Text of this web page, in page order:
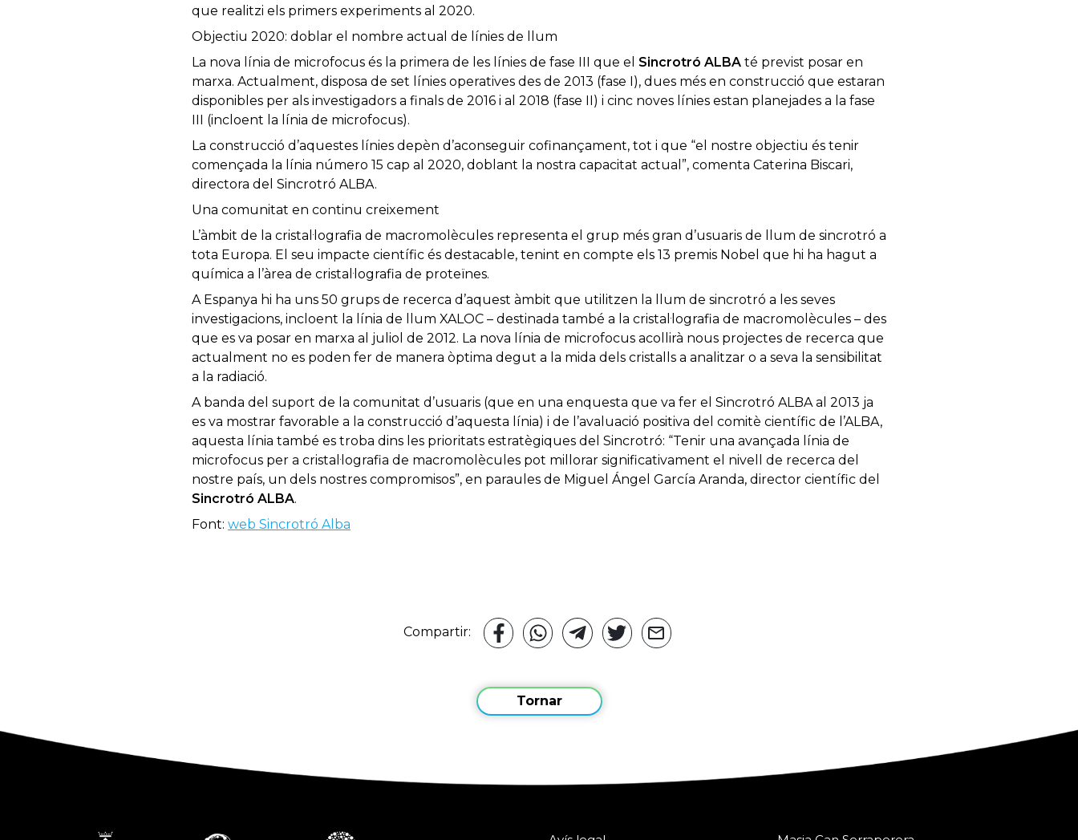
que realitzi els primers experiments al 2020.
Objectiu 2020: doblar el nombre actual de línies de llum
La nova línia de microfocus és la primera de les línies de fase III que el Sincrotró ALBA té previst posar en
marxa. Actualment, disposa de set línies operatives des de 2013 (fase I), dues més en construcció que estaran
disponibles per als investigadors a finals de 2016 i al 2018 (fase II) i cinc noves línies estan planejades a la fase
III (incloent la línia de microfocus).
La construcció d’aquestes línies depèn d’aconseguir cofinançament, tot i que “el nostre objectiu és tenir
començada la línia número 15 cap al 2020, doblant la nostra capacitat actual”, comenta Caterina Biscari,
directora del Sincrotró ALBA.
Una comunitat en continu creixement
L’àmbit de la cristal·lografia de macromolècules representa el grup més gran d’usuaris de llum de sincrotró a
tota Europa. El seu impacte científic és destacable, tenint en compte els 13 premis Nobel que hi ha hagut a
química a l’àrea de cristal·lografia de proteïnes.
A Espanya hi ha uns 50 grups de recerca d’aquest àmbit que utilitzen la llum de sincrotró a les seves
investigacions, incloent la línia de llum XALOC – destinada també a la cristal·lografia de macromolècules – des
que es va posar en marxa al juliol de 2012. La nova línia de microfocus acollirà nous projectes de recerca que
actualment no es poden fer de manera òptima degut a la mida dels cristalls a analitzar o a seva la sensibilitat
a la radiació.
A banda del suport de la comunitat d’usuaris (que en una enquesta que va fer el Sincrotró ALBA al 2013 ja
es va mostrar favorable a la construcció d’aquesta línia) i de l’avaluació positiva del comitè científic de l’ALBA,
aquesta línia també es troba dins les prioritats estratègiques del Sincrotró: “Tenir una avançada línia de
microfocus per a cristal·lografia de macromolècules pot millorar significativament el nivell de recerca del
nostre país, un dels nostres compromisos”, en paraules de Miguel Ángel García Aranda, director científic del
Sincrotró ALBA.
Font: web Sincrotró Alba
Compartir:
Tornar